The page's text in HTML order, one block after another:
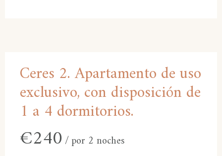
Ceres 2. Apartamento de uso
exclusivo, con disposición de
1 a 4 dormitorios.
€240 por 2 noches